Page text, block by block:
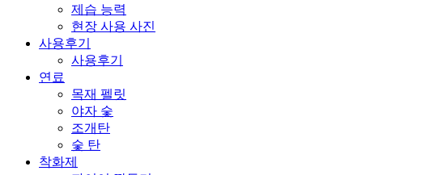
제습 능력
현장 사용 사진
사용후기
사용후기
연료
목재 펠릿
야자 숯
조개탄
숯 탄
착화제